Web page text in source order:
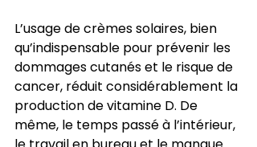
L’usage de crèmes solaires, bien
qu’indispensable pour prévenir les
dommages cutanés et le risque de
cancer, réduit considérablement la
production de vitamine D. De
même, le temps passé à l’intérieur,